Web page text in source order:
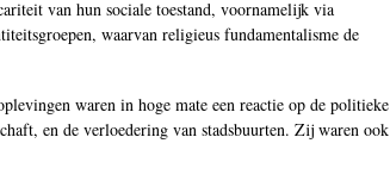
van hun sociale toestand, voornamelijk via
waarvan religieus fundamentalisme de
waren in hoge mate een reactie op de politieke
en de verloedering van stadsbuurten. Zij waren ook